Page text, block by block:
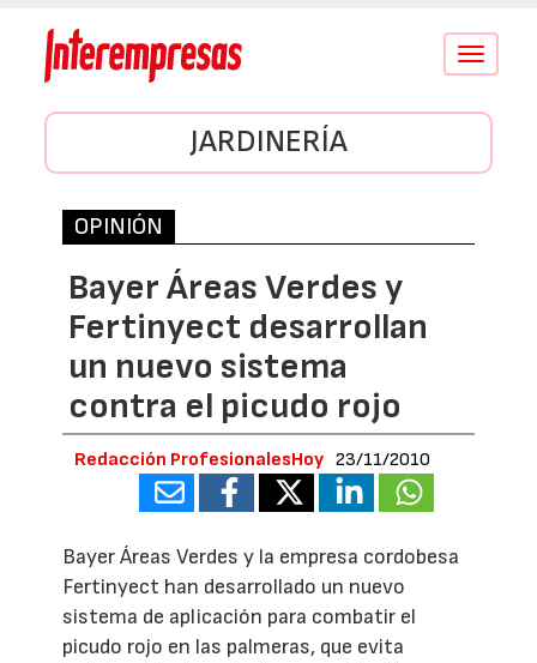
Conmutar
JARDINERÍA
OPINIÓN
Bayer Áreas Verdes y
Fertinyect desarrollan
un nuevo sistema
contra el picudo rojo
Redacción ProfesionalesHoy 23/11/2010
Bayer Áreas Verdes y la empresa cordobesa
Fertinyect han desarrollado un nuevo
sistema de aplicación para combatir el
picudo rojo en las palmeras, que evita